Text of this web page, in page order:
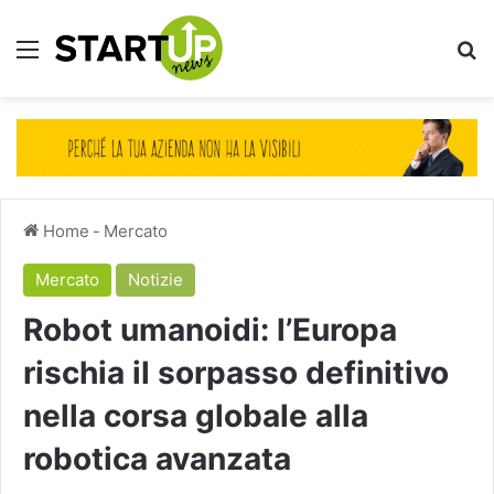
Menu
Home - Mercato
Mercato Notizie
Robot umanoidi: l’Europa
rischia il sorpasso definitivo
nella corsa globale alla
robotica avanzata